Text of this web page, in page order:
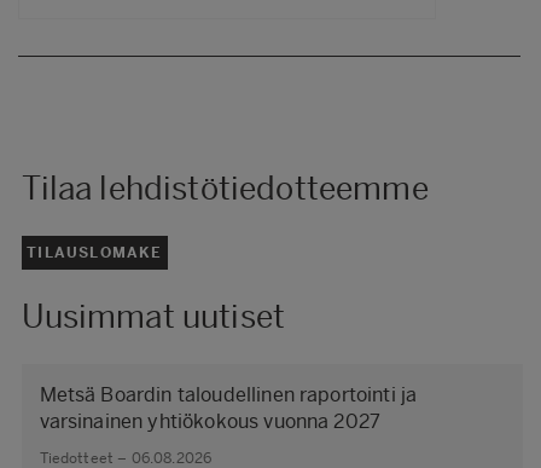
Tilaa lehdistötiedotteemme
TILAUSLOMAKE
Uusimmat uutiset
Metsä Boardin taloudellinen raportointi ja
varsinainen yhtiökokous vuonna 2027
Tiedotteet – 06.08.2026